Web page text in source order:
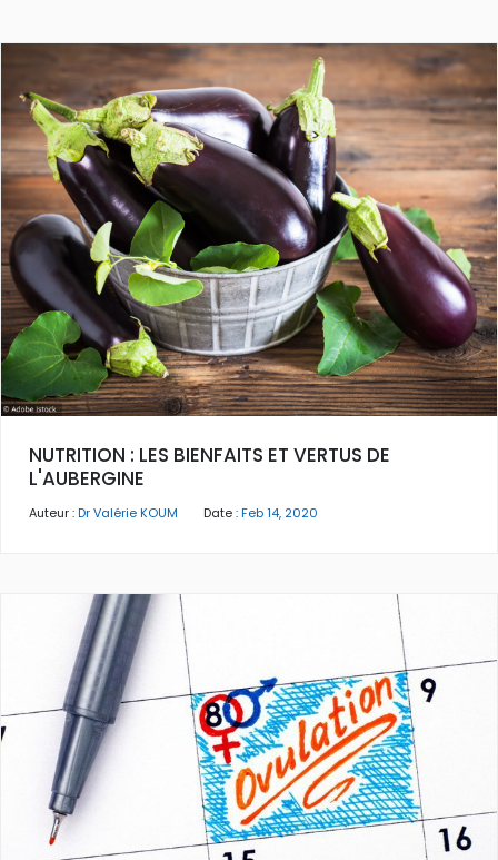
NUTRITION : LES BIENFAITS ET VERTUS DE
L'AUBERGINE
Auteur :Dr Valérie KOUM Date :Feb 14, 2020